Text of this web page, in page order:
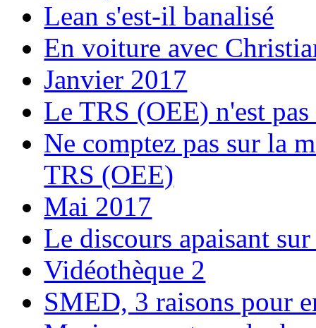
Lean s'est-il banalisé
En voiture avec
Janvier 2017
Le TRS (OEE) n'est
Ne comptez pas sur la
TRS (OEE)
Mai 2017
Le discours apaisant
Vidéothèque 2
SMED, 3 raisons pour